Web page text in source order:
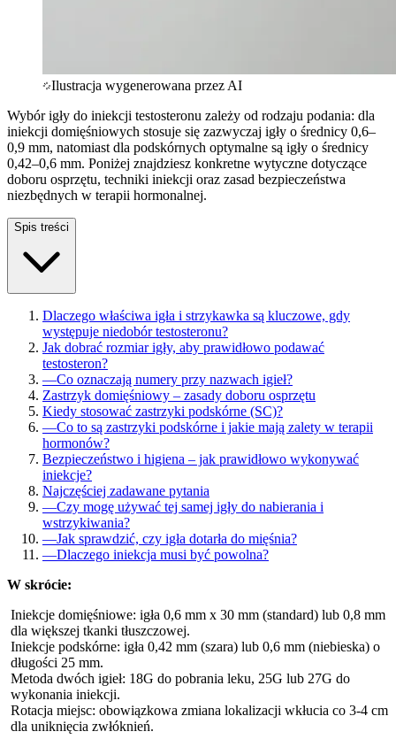
Ilustracja wygenerowana przez AI
Wybór igły do iniekcji testosteronu zależy od rodzaju podania: dla
iniekcji domięśniowych stosuje się zazwyczaj igły o średnicy 0,6–
0,9 mm, natomiast dla podskórnych optymalne są igły o średnicy
0,42–0,6 mm. Poniżej znajdziesz konkretne wytyczne dotyczące
doboru osprzętu, techniki iniekcji oraz zasad bezpieczeństwa
niezbędnych w terapii hormonalnej.
Spis treści
Dlaczego właściwa igła i strzykawka są kluczowe, gdy
występuje niedobór testosteronu?
Jak dobrać rozmiar igły, aby prawidłowo podawać
testosteron?
—Co oznaczają numery przy nazwach igieł?
Zastrzyk domięśniowy – zasady doboru osprzętu
Kiedy stosować zastrzyki podskórne (SC)?
—Co to są zastrzyki podskórne i jakie mają zalety w terapii
hormonów?
Bezpieczeństwo i higiena – jak prawidłowo wykonywać
iniekcje?
Najczęściej zadawane pytania
—Czy mogę używać tej samej igły do nabierania i
wstrzykiwania?
—Jak sprawdzić, czy igła dotarła do mięśnia?
—Dlaczego iniekcja musi być powolna?
W skrócie:
Iniekcje domięśniowe: igła 0,6 mm x 30 mm (standard) lub 0,8 mm
dla większej tkanki tłuszczowej.
Iniekcje podskórne: igła 0,42 mm (szara) lub 0,6 mm (niebieska) o
długości 25 mm.
Metoda dwóch igieł: 18G do pobrania leku, 25G lub 27G do
wykonania iniekcji.
Rotacja miejsc: obowiązkowa zmiana lokalizacji wkłucia co 3-4 cm
dla uniknięcia zwłóknień.